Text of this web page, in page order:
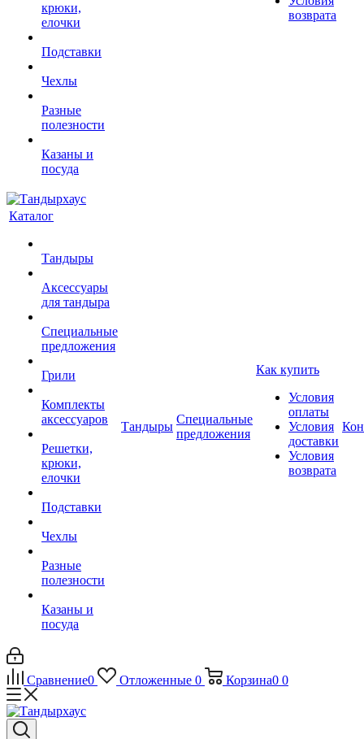
крюки,
елочки
Подставки
Чехлы
Разные
полезности
Казаны и
посуда
возврата
Каталог
Тандыры
Аксессуары
для тандыра
Специальные
предложения
Грили
Комплекты
аксессуаров
Решетки,
крюки,
елочки
Подставки
Чехлы
Разные
полезности
Казаны и
посуда
Тандыры
Специальные
предложения
Как купить
Условия
оплаты
Условия
доставки
Условия
возврата
Сравнение0 Отложенные 0 Корзина0 0